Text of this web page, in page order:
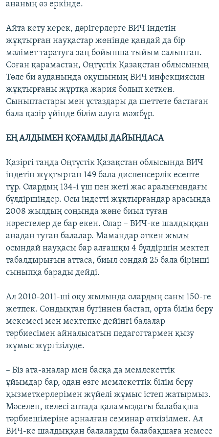
ананың өз еркінде.
Айта кету керек, дәрігерлерге ВИЧ індетін
жұқтырған науқастар жөнінде қандай да бір
мәлімет таратуға заң бойынша тыйым салынған.
Соған қарамастан, Оңтүстік Қазақстан облысының
Төле би ауданында оқушының ВИЧ инфекциясын
жұқтырғаны жұртқа жария болып кеткен.
Сыныптастары мен ұстаздары да шеттете бастаған
бала қазір үйінде білім алуға мәжбүр.
ЕҢ АЛДЫМЕН ҚОҒАМДЫ ДАЙЫНДАСА
Қазіргі таңда Оңтүстік Қазақстан облысында ВИЧ
індетін жұқтырған 149 бала диспенсерлік есепте
тұр. Олардың 134-і үш пен жеті жас аралығындағы
бүлдіршіндер. Осы індетті жұқтырғандар арасында
2008 жылдың соңында және биыл туған
нәрестелер де бар екен. Олар – ВИЧ-ке шалдыққан
анадан туған балалар. Мамандар өткен жылы
осындай науқасы бар алғашқы 4 бүлдіршін мектеп
табалдырығын аттаса, биыл сондай 25 бала бірінші
сыныпқа барады дейді.
Ал 2010-2011-ші оқу жылында олардың саны 150-ге
жетпек. Сондықтан бүгіннен бастап, орта білім беру
мекемесі мен мектепке дейінгі балалар
тәрбиесімен айналысатын педагогтармен қызу
жұмыс жүргізілуде.
– Біз ата-аналар мен басқа да мемлекеттік
ұйымдар бар, одан өзге мемлекеттік білім беру
қызметкерлерімен жүйелі жұмыс істеп жатырмыз.
Мәселен, келесі аптада қаламыздағы балабақша
тәрбиешілеріне арналған семинар өткізілмек. Ал
ВИЧ-ке шалдыққан балаларды балабақшаға немесе